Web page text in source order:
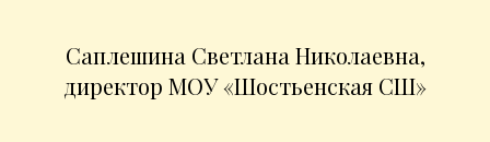
Саплешина Светлана Николаевна,
директор МОУ «Шостьенская СШ»